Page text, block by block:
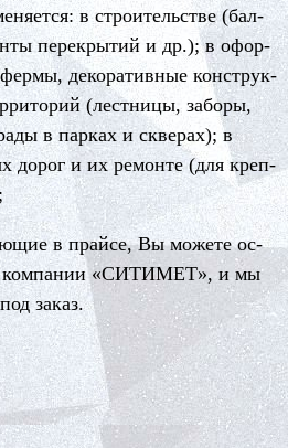
в стро­и­тель­стве (бал­
пе­рек­ры­тий и др.); в о­фор­
де­ко­ра­тив­ные конс­трук­
(лес­тни­цы, за­бо­ры,
в пар­ках и скве­рах); в
до­рог и их ре­мон­те (для креп­
в прай­се, Вы мо­же­те ос­
ком­па­нии «СИ­ТИ­МЕТ», и мы
за­каз.